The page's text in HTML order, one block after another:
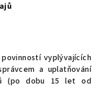
vyplývajících
a uplatňování
(po dobu 15 let od